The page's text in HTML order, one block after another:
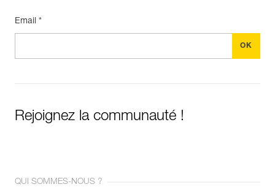
Email *
Rejoignez la communauté !
QUI SOMMES-NOUS ?